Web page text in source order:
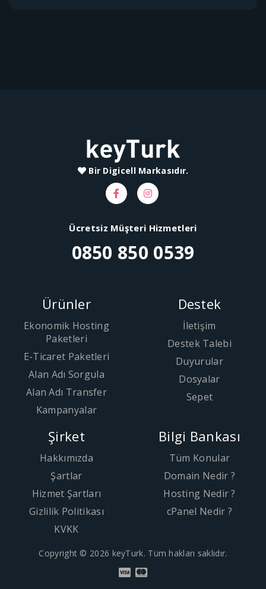
Bir Digicell Markasıdır.
Ücretsiz Müşteri Hizmetleri
0850 850 0539
Ürünler
Ekonomik Hosting
Paketleri
E-Ticaret Paketleri
Alan Adı Sorgula
Alan Adı Transfer
Kampanyalar
Destek
İletişim
Destek Talebi
Duyurular
Dosyalar
Sepet
Şirket
Hakkımızda
Şartlar
Hizmet Şartları
Gizlilik Politikası
KVKK
Bilgi Bankası
Tüm Konular
Domain Nedir ?
Hosting Nedir ?
cPanel Nedir ?
Copyright © 2026 keyTurk. Tüm hakları saklıdır.